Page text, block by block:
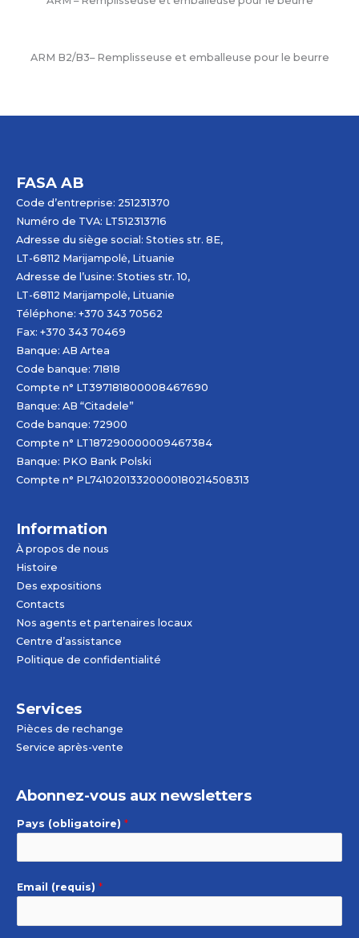
ARM B2/B3– Remplisseuse et emballeuse pour le beurre
FASA AB
Code d’entreprise: 251231370
Numéro de TVA: LT512313716
Adresse du siège social: Stoties str. 8E,
LT-68112 Marijampolė, Lituanie
Adresse de l’usine: Stoties str. 10,
LT-68112 Marijampolė, Lituanie
Téléphone: +370 343 70562
Fax: +370 343 70469
Banque: AB Artea
Code banque: 71818
Compte n° LT397181800008467690
Banque: AB “Citadele”
Code banque: 72900
Compte n° LT187290000009467384
Banque: PKO Bank Polski
Compte n° PL74102013320000180214508313
Information
À propos de nous
Histoire
Des expositions
Contacts
Nos agents et partenaires locaux
Centre d’assistance
Politique de confidentialité
Services
Pièces de rechange
Service après-vente
Abonnez-vous aux newsletters
Pays (obligatoire) *
Email (requis) *